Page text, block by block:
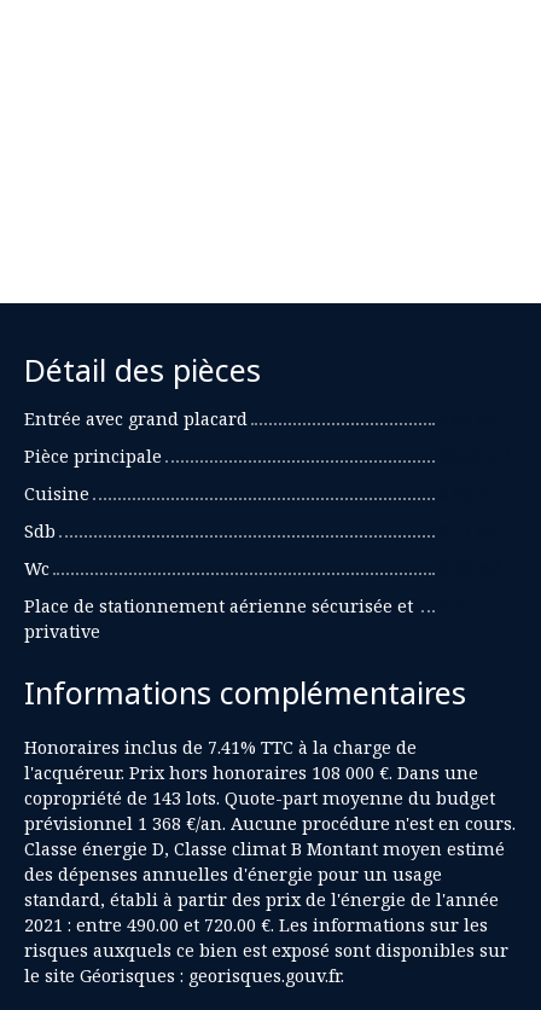
Détail des pièces
Entrée avec grand placard
Pièce principale
Cuisine
Sdb
Wc
Place de stationnement aérienne sécurisée et
privative
Informations complémentaires
Honoraires inclus de 7.41% TTC à la charge de
l'acquéreur. Prix hors honoraires 108 000 €. Dans une
copropriété de 143 lots. Quote-part moyenne du budget
prévisionnel 1 368 €/an. Aucune procédure n'est en cours.
Classe énergie D, Classe climat B Montant moyen estimé
des dépenses annuelles d'énergie pour un usage
standard, établi à partir des prix de l'énergie de l'année
2021 : entre 490.00 et 720.00 €. Les informations sur les
risques auxquels ce bien est exposé sont disponibles sur
le site Géorisques : georisques.gouv.fr.